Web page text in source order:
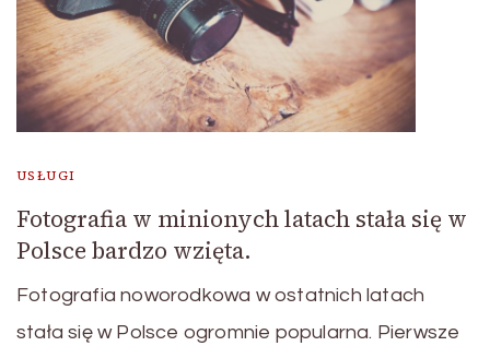
USŁUGI
Fotografia w minionych latach stała się w
Polsce bardzo wzięta.
Fotografia noworodkowa w ostatnich latach
stała się w Polsce ogromnie popularna. Pierwsze